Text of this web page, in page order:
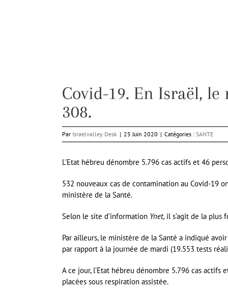
Covid-19. En Israël,
308.
Par Israelvalley Desk | 25 Juin 2020 | Catégories : SANTE
L’Etat hébreu dénombre 5.796 cas actifs et 46
532 nouveaux cas de contamination au Covid-19
ministère de la Santé.
Selon le site d’information Ynet, il s’agit de la plus
Par ailleurs, le ministère de la Santé a indiqué
par rapport à la journée de mardi (19.553 tests
A ce jour, l’Etat hébreu dénombre 5.796 cas
placées sous respiration assistée.